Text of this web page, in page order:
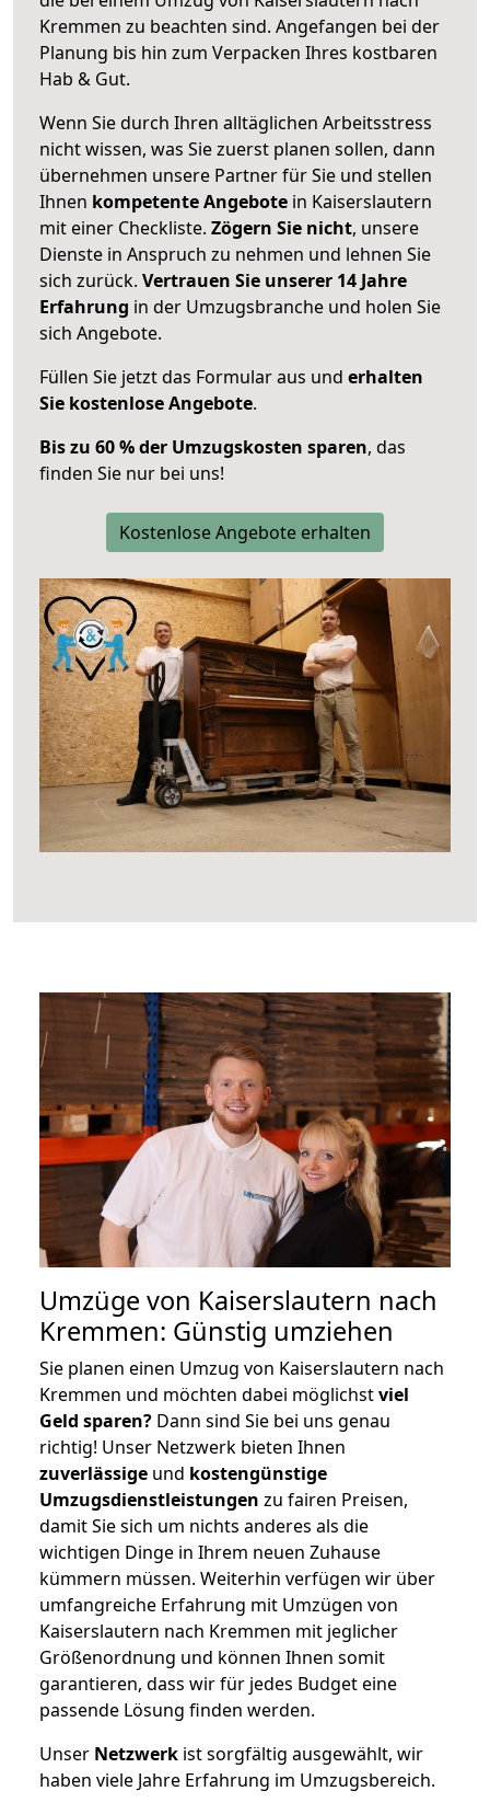
Kremmen zu beachten sind. Angefangen bei der
Planung bis hin zum Verpacken Ihres kostbaren
Hab & Gut.
Wenn Sie durch Ihren alltäglichen Arbeitsstress
nicht wissen, was Sie zuerst planen sollen, dann
übernehmen unsere Partner für Sie und stellen
Ihnen kompetente Angebote in Kaiserslautern
mit einer Checkliste. Zögern Sie nicht, unsere
Dienste in Anspruch zu nehmen und lehnen Sie
sich zurück. Vertrauen Sie unserer 14 Jahre
Erfahrung in der Umzugsbranche und holen Sie
sich Angebote.
Füllen Sie jetzt das Formular aus und erhalten
Sie kostenlose Angebote.
Bis zu 60 % der Umzugskosten sparen, das
finden Sie nur bei uns!
Kostenlose Angebote erhalten
Umzüge von Kaiserslautern nach
Kremmen: Günstig umziehen
Sie planen einen Umzug von Kaiserslautern nach
Kremmen und möchten dabei möglichstviel
Geld sparen? Dann sind Sie bei uns genau
richtig! Unser Netzwerk bieten Ihnen
zuverlässige und kostengünstige
Umzugsdienstleistungen zu fairen Preisen,
damit Sie sich um nichts anderes als die
wichtigen Dinge in Ihrem neuen Zuhause
kümmern müssen. Weiterhin verfügen wir über
umfangreiche Erfahrung mit Umzügen von
Kaiserslautern nach Kremmen mit jeglicher
Größenordnung und können Ihnen somit
garantieren, dass wir für jedes Budget eine
passende Lösung finden werden.
Unser Netzwerk ist sorgfältig ausgewählt, wir
haben viele Jahre Erfahrung im Umzugsbereich.